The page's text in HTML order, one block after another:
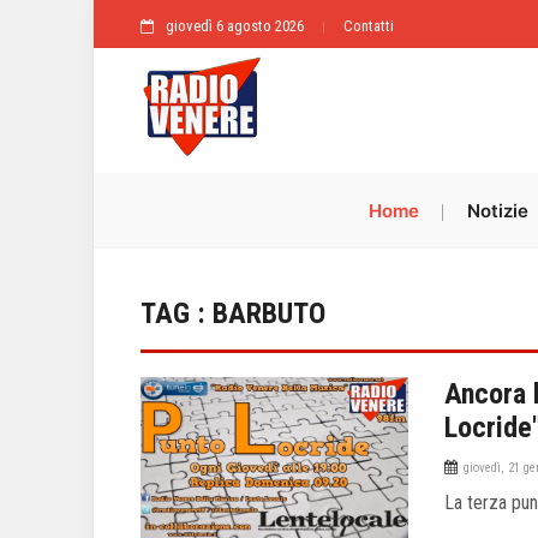
giovedì 6 agosto 2026 Contatti
Home Notizie
TAG : BARBUTO
Ancora
giovedì, 21
La terza